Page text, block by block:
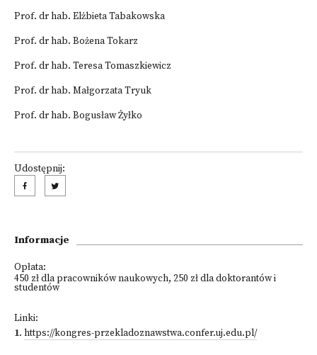
Prof. dr hab. Elżbieta Tabakowska
Prof. dr hab. Bożena Tokarz
Prof. dr hab. Teresa Tomaszkiewicz
Prof. dr hab. Małgorzata Tryuk
Prof. dr hab. Bogusław Żyłko
Udostępnij:
Informacje
Opłata:
450 zł dla pracowników naukowych, 250 zł dla doktorantów i
studentów
Linki:
1. https://kongres-przekladoznawstwa.confer.uj.edu.pl/